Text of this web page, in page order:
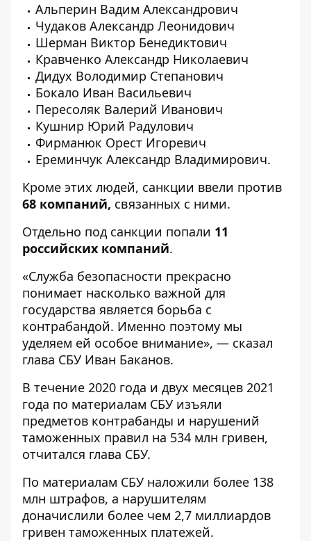
Альперин Вадим Александрович
Чудаков Александр Леонидович
Шерман Виктор Бенедиктович
Кравченко Александр Николаевич
Дидух Володимир Степанович
Бокало Иван Васильевич
Пересоляк Валерий Иванович
Кушнир Юрий Радулович
Фирманюк Орест Игоревич
Ереминчук Александр Владимирович.
Кроме этих людей, санкции ввели против
68 компаний, связанных с ними.
Отдельно под санкции попали 11
российских компаний.
«Служба безопасности прекрасно
понимает насколько важной для
государства является борьба с
контрабандой. Именно поэтому мы
уделяем ей особое внимание», — сказал
глава СБУ Иван Баканов.
В течение 2020 года и двух месяцев 2021
года по материалам СБУ изъяли
предметов контрабанды и нарушений
таможенных правил на 534 млн гривен,
отчитался глава СБУ.
По материалам СБУ наложили более 138
млн штрафов, а нарушителям
доначислили более чем 2,7 миллиардов
гривен таможенных платежей.